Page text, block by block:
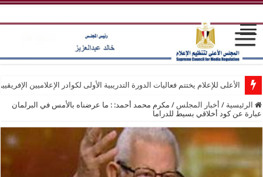
الأعلى للإعلام يختتم فعاليات الدورة التدريبية الأولى لكوادر الإعلاميين
الرئيسية / أخبار المجلس / مكرم محمد أحمد: : ما عرضناه بالأمس في البرلمان
عبارة عن كود أخلاقي بسيط للدراما